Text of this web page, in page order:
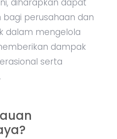
diharapkan dapat
perusahaan dan
dalam mengelola
dampak
serta